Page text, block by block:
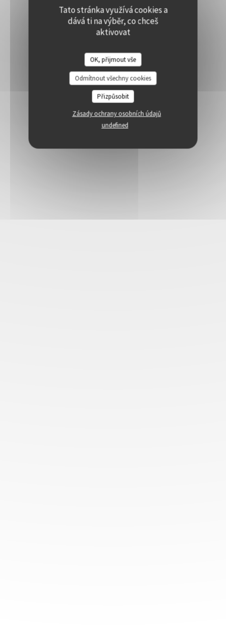
Tato stránka využívá cookies a
dává ti na výběr, co chceš
aktivovat
OK, přijmout vše
Odmítnout všechny cookies
Přizpůsobit
Zásady ochrany osobních údajů
undefined